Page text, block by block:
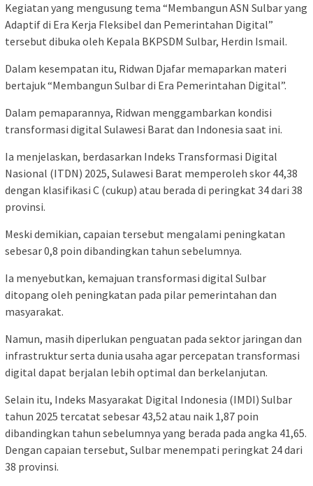
Kegiatan yang mengusung tema “Membangun ASN Sulbar yang
Adaptif di Era Kerja Fleksibel dan Pemerintahan Digital”
tersebut dibuka oleh Kepala BKPSDM Sulbar, Herdin Ismail.
Dalam kesempatan itu, Ridwan Djafar memaparkan materi
bertajuk “Membangun Sulbar di Era Pemerintahan Digital”.
Dalam pemaparannya, Ridwan menggambarkan kondisi
transformasi digital Sulawesi Barat dan Indonesia saat ini.
Ia menjelaskan, berdasarkan Indeks Transformasi Digital
Nasional (ITDN) 2025, Sulawesi Barat memperoleh skor 44,38
dengan klasifikasi C (cukup) atau berada di peringkat 34 dari 38
provinsi.
Meski demikian, capaian tersebut mengalami peningkatan
sebesar 0,8 poin dibandingkan tahun sebelumnya.
Ia menyebutkan, kemajuan transformasi digital Sulbar
ditopang oleh peningkatan pada pilar pemerintahan dan
masyarakat.
Namun, masih diperlukan penguatan pada sektor jaringan dan
infrastruktur serta dunia usaha agar percepatan transformasi
digital dapat berjalan lebih optimal dan berkelanjutan.
Selain itu, Indeks Masyarakat Digital Indonesia (IMDI) Sulbar
tahun 2025 tercatat sebesar 43,52 atau naik 1,87 poin
dibandingkan tahun sebelumnya yang berada pada angka 41,65.
Dengan capaian tersebut, Sulbar menempati peringkat 24 dari
38 provinsi.